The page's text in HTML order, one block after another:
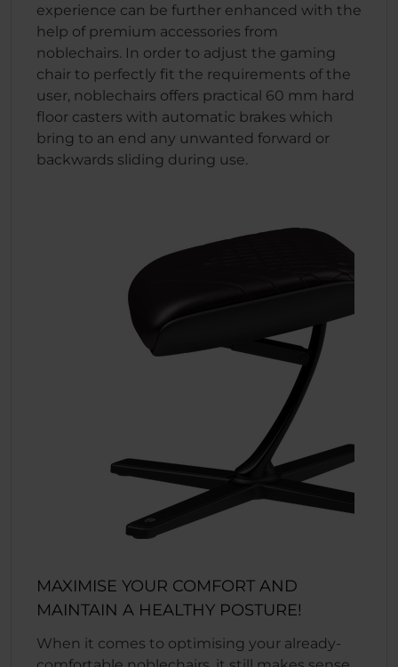
experience can be further enhanced with the
help of premium accessories from
noblechairs. In order to adjust the gaming
chair to perfectly fit the requirements of the
user, noblechairs offers practical 60 mm hard
floor casters with automatic brakes which
bring to an end any unwanted forward or
backwards sliding during use.
MAXIMISE YOUR COMFORT AND
MAINTAIN A HEALTHY POSTURE!
When it comes to optimising your already-